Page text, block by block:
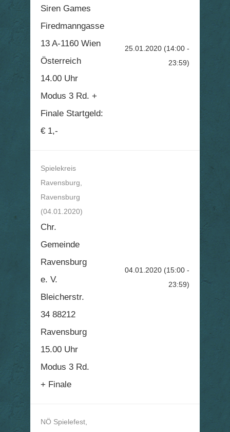
Siren Games
Firedmanngasse
13 A-1160 Wien
Österreich
14.00 Uhr
Modus 3 Rd. +
Finale Startgeld:
€ 1,-
25.01.2020 (14:00 -
23:59)
Spielekreis
Ravensburg,
Ravensburg
(04.01.2020)
Chr.
Gemeinde
Ravensburg
e. V.
Bleicherstr.
34 88212
Ravensburg
15.00 Uhr
Modus 3 Rd.
+ Finale
04.01.2020 (15:00 -
23:59)
NÖ Spielefest,